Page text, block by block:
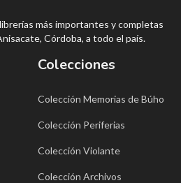
más importantes y completas
Córdoba, a todo el país.
Colecciones
Colección Memorias de Búho
Colección Periferias
Colección Violante
Colección Archivos